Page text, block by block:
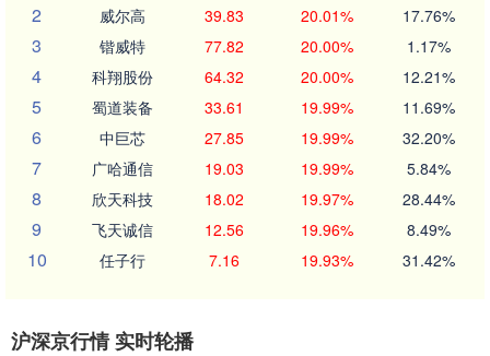
2 威尔高 39.83 20.01% 17.76%
3 锴威特 77.82 20.00% 1.17%
4 科翔股份 64.32 20.00% 12.21%
5 蜀道装备 33.61 19.99% 11.69%
6 中巨芯 27.85 19.99% 32.20%
7 广哈通信 19.03 19.99% 5.84%
8 欣天科技 18.02 19.97% 28.44%
9 飞天诚信 12.56 19.96% 8.49%
10 任子行 7.16 19.93% 31.42%
沪深京行情 实时轮播